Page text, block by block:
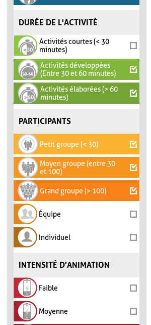
DURÉE DE L'ACTIVITÉ
Activités courtes (< 30
minutes)
Activités développées
(Entre 30 et 60 minutes)
Activités élaborées (> 60
minutes)
PARTICIPANTS
Petit groupe (< 30)
Moyen groupe (entre 30
et 100)
Grand groupe (> 100)
Équipe
Individuel
INTENSITÉ D'ANIMATION
Faible
Moyenne